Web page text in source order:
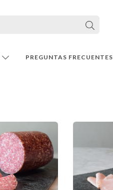
PREGUNTAS FRECUENTES